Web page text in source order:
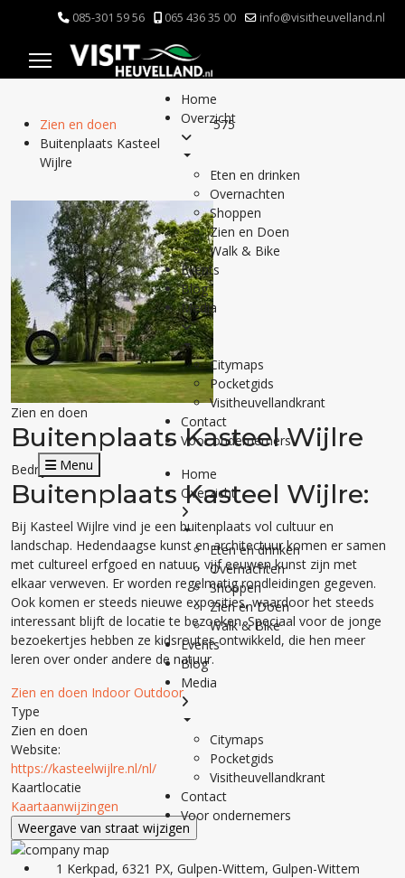
085-301 59 56 065 436 35 00 info@visitheuvelland.nl
Menu
Home
Overzicht
Eten en drinken
Overnachten
Shoppen
Zien en Doen
Walk & Bike
Events
Blog
Media
Citymaps
Pocketgids
Visitheuvellandkrant
Contact
Voor ondernemers
Home
Overzicht
Eten en drinken
Overnachten
Shoppen
Zien en Doen
Walk & Bike
Events
Blog
Media
Citymaps
Pocketgids
Visitheuvellandkrant
Contact
Voor ondernemers
Zien en doen
Buitenplaats Kasteel
Wijlre
575
Zien en doen
Buitenplaats Kasteel Wijlre
Bedrijfsdetails
Buitenplaats Kasteel Wijlre:
Bij Kasteel Wijlre vind je een buitenplaats vol cultuur en
landschap. Hedendaagse kunst en architectuur komen er samen
met cultureel erfgoed en natuur, vijf eeuwen kunst zijn met
elkaar verweven. Er worden regelmatig rondleidingen gegeven.
Ook komen er steeds nieuwe exposities, waardoor het steeds
interessant blijft de locatie te bezoeken. Speciaal voor de jonge
bezoekertjes hebben ze kidsroutes ontwikkeld, die hen meer
leren over onder andere de natuur.
Zien en doen Indoor Outdoor
Type
Zien en doen
Website:
https://kasteelwijlre.nl/nl/
Kaartlocatie
Kaartaanwijzingen
1 Kerkpad, 6321 PX, Gulpen-Wittem, Gulpen-Wittem